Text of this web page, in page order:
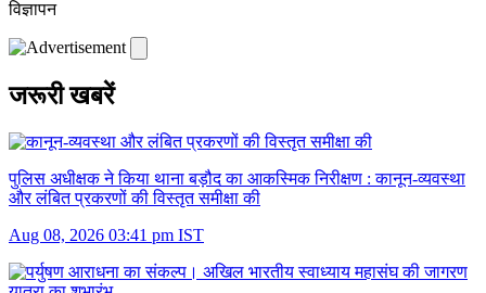
विज्ञापन
जरूरी खबरें
पुलिस अधीक्षक ने किया थाना बड़ौद का आकस्मिक निरीक्षण : कानून-व्यवस्था
और लंबित प्रकरणों की विस्तृत समीक्षा की
Aug 08, 2026 03:41 pm IST